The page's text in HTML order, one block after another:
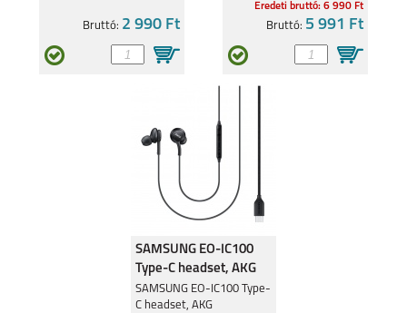
Bruttó: 2 990 Ft
Eredeti bruttó: 6 990 Ft
Bruttó: 5 991 Ft
SAMSUNG EO-IC100
Type-C headset, AKG
hangzással, Fekete
SAMSUNG EO-IC100 Type-
C headset, AKG